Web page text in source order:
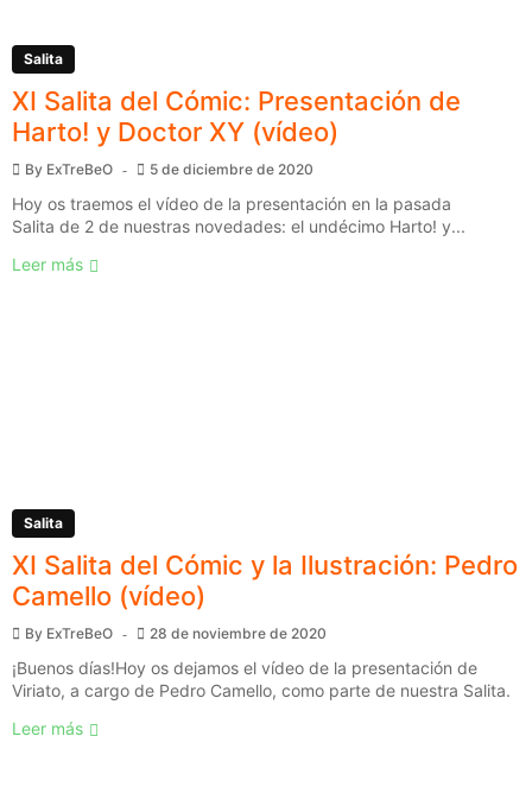
Salita
XI Salita del Cómic: Presentación de
Harto! y Doctor XY (vídeo)
By ExTreBeO 5 de diciembre de 2020
Hoy os traemos el vídeo de la presentación en la pasada
Salita de 2 de nuestras novedades: el undécimo Harto! y...
Leer más
Salita
XI Salita del Cómic y la Ilustración: Pedro
Camello (vídeo)
By ExTreBeO 28 de noviembre de 2020
¡Buenos días!Hoy os dejamos el vídeo de la presentación de
Viriato, a cargo de Pedro Camello, como parte de nuestra Salita.
Leer más